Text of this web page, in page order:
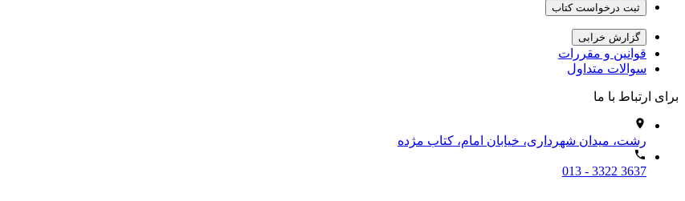
ثبت درخواست کتاب
گزارش خرابی
قوانین و مقررات
سوالات متداول
برای ارتباط با ما
رشت، میدان شهرداری، خیابان امام، کتاب مژده
013 - 3322 3637